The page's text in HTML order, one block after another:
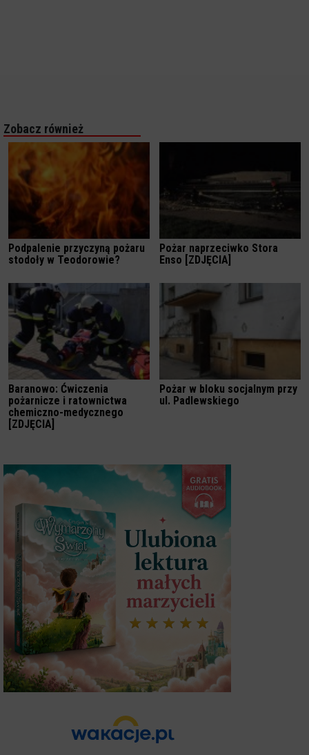
Zobacz również
Podpalenie przyczyną pożaru
stodoły w Teodorowie?
Pożar naprzeciwko Stora
Enso [ZDJĘCIA]
Baranowo: Ćwiczenia
pożarnicze i ratownictwa
chemiczno-medycznego
[ZDJĘCIA]
Pożar w bloku socjalnym przy
ul. Padlewskiego